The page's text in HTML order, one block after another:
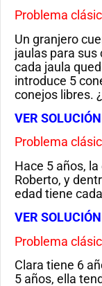
Problema
Un granjero
jaulas para sus
cada jaula
introduce 5
conejos libres.
VER SOLUCIÓN
Problema
Hace 5 años,
Roberto, y
edad tiene
VER SOLUCIÓN
Problema
Clara tiene 6
5 años, ella